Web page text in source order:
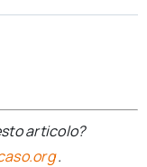
articolo?
.